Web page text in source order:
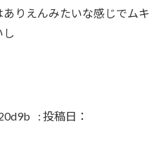
りえんみたいな感じでムキ
し
: 投稿日：